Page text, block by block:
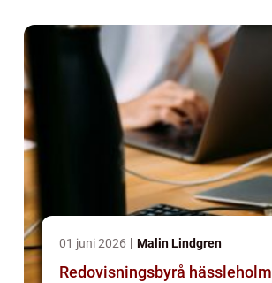
01 juni 2026 Malin Lindgren
Redovisningsbyrå hässleholm så väljer